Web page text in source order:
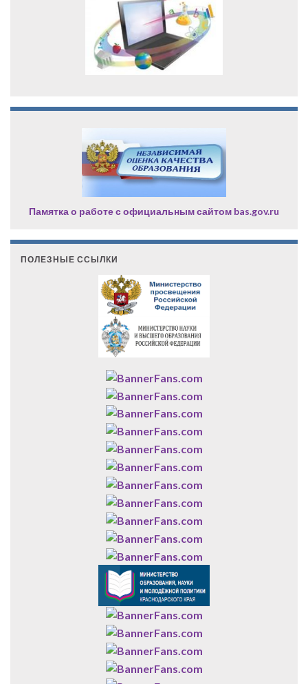
Памятка о работе с официальным сайтом bas.gov.ru
ПОЛЕЗНЫЕ ССЫЛКИ